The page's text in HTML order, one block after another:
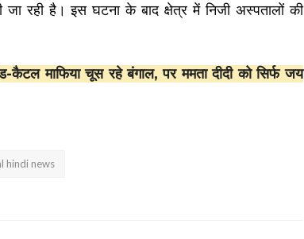
रही है। इस घटना के बाद क्षेत्र में निजी अस्पतालों की
चूस रहे बंगाल, पर ममता दीदी को सिर्फ जय
hindi news